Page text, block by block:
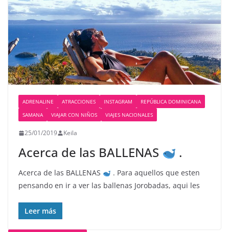
ADRENALINE ATRACCIONES INSTAGRAM
REPÚBLICA DOMINICANA
SAMANA
VIAJAR CON NIÑOS VIAJES NACIONALES
25/01/2019 Keila
Acerca de las BALLENAS .
Acerca de las BALLENAS
. Para aquellos que esten
pensando en ir a ver las ballenas Jorobadas, aqui les
Leer más